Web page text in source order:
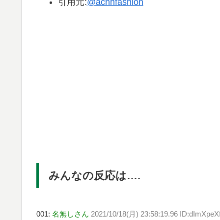
みんなの反応は….
001: 名無しさん 2021/10/18(月) 23:58:19.96